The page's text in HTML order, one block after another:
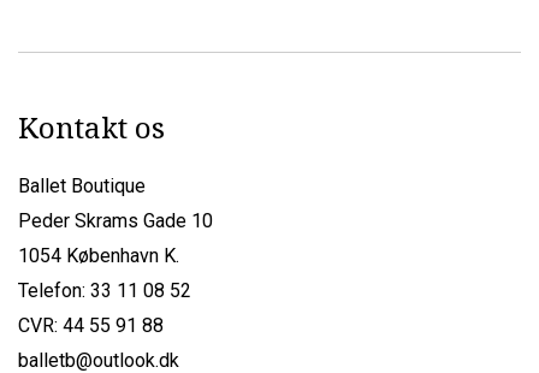
Kontakt os
Ballet Boutique
Peder Skrams Gade 10
1054 København K.
Telefon: 33 11 08 52
CVR: 44 55 91 88
balletb@outlook.dk